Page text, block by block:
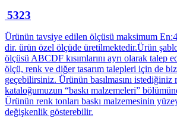
5323
Ürünün tavsiye edilen ölçüsü maksimum
dir. ürün özel ölçüde üretilmektedir.Ürün
ölçüsü ABCDF kısımlarını ayrı olarak talep
ölçü, renk ve diğer tasarım talepleri için de
geçebilirsiniz. Ürünün basılmasını istediğiniz
kataloğumuzun “baskı malzemeleri”
Ürünün renk tonları baskı malzemesinin
değişkenlik gösterebilir.